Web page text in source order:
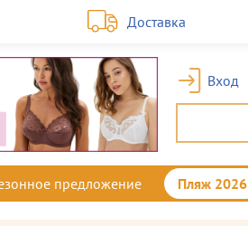
Доставка
Вход
предложение Пляж 2026